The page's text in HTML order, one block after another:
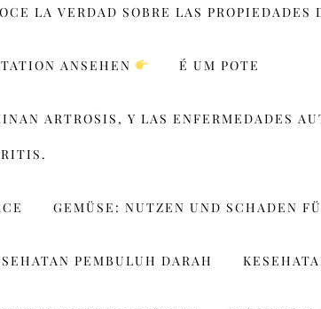
LA VERDAD SOBRE LAS PROPIEDADES
ANSEHEN É UM POTE
ARTROSIS, Y LAS ENFERMEDADES
GEMÜSE: NUTZEN UND SCHADEN
PEMBULUH DARAH